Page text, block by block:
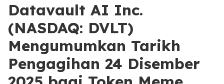
Datavault AI Inc.
(NASDAQ: DVLT)
Mengumumkan Tarikh
Pengagihan 24 Disember